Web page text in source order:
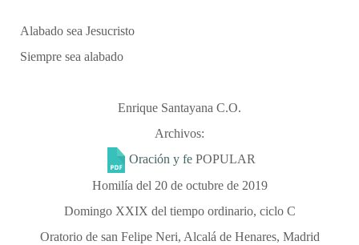
Alabado sea Jesucristo
Siempre sea alabado
Enrique Santayana C.O.
Archivos:
Oración y fe POPULAR
Homilía del 20 de octubre de 2019
Domingo XXIX del tiempo ordinario, ciclo C
Oratorio de san Felipe Neri, Alcalá de Henares, Madrid